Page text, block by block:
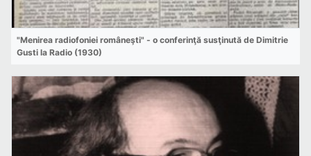
"Menirea radiofoniei româneşti" - o conferinţă susţinută de Dimitrie
Gusti la Radio (1930)